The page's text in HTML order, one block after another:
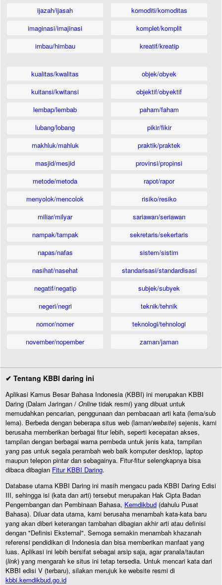
ijazah/ijasah
imaginasi/imajinasi
imbau/himbau
komoditi/komoditas
komplet/komplit
kreatif/kreatip
kualitas/kwalitas
kuitansi/kwitansi
lembap/lembab
lubang/lobang
makhluk/mahluk
masjid/mesjid
metode/metoda
menyolok/mencolok
miliar/milyar
nampak/tampak
napas/nafas
nasihat/nasehat
negatif/negatip
negeri/negri
nomor/nomer
november/nopember
objek/obyek
objektif/obyektif
paham/faham
pikir/fikir
praktik/praktek
provinsi/propinsi
rapot/rapor
risiko/resiko
sariawan/seriawan
sekretaris/sekertaris
sistem/sistim
standarisasi/standardisasi
subjek/subyek
teknik/tehnik
teknologi/tehnologi
zaman/jaman
✔ Tentang KBBI daring ini
Aplikasi Kamus Besar Bahasa Indonesia (KBBI) ini merupakan KBBI
Daring (Dalam Jaringan / Online tidak resmi) yang dibuat untuk
memudahkan pencarian, penggunaan dan pembacaan arti kata (lema/sub
lema). Berbeda dengan beberapa situs web (laman/website) sejenis, kami
berusaha memberikan berbagai fitur lebih, seperti kecepatan akses,
tampilan dengan berbagai warna pembeda untuk jenis kata, tampilan
yang pas untuk segala perambah web baik komputer desktop, laptop
maupun telepon pintar dan sebagainya. Fitur-fitur selengkapnya bisa
dibaca dibagian Fitur KBBI Daring.
Database utama KBBI Daring ini masih mengacu pada KBBI Daring Edisi
III, sehingga isi (kata dan arti) tersebut merupakan Hak Cipta Badan
Pengembangan dan Pembinaan Bahasa, Kemdikbud (dahulu Pusat
Bahasa). Diluar data utama, kami berusaha menambah kata-kata baru
yang akan diberi keterangan tambahan dibagian akhir arti atau definisi
dengan "Definisi Eksternal". Semoga semakin menambah khazanah
referensi pendidikan di Indonesia dan bisa memberikan manfaat yang
luas. Aplikasi ini lebih bersifat sebagai arsip saja, agar pranala/tautan
(link) yang mengarah ke situs ini tetap tersedia. Untuk mencari kata dari
KBBI edisi V (terbaru), silakan merujuk ke website resmi di
kbbi.kemdikbud.go.id